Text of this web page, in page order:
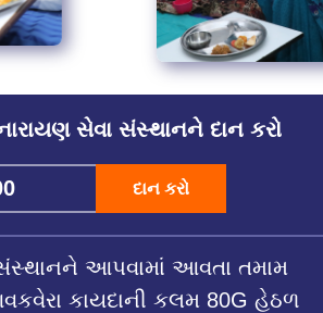
સેવા સંસ્થાનને દાન કરો
દાન કરો
આપવામાં આવતા તમામ
કાયદાની કલમ 80G હેઠળ